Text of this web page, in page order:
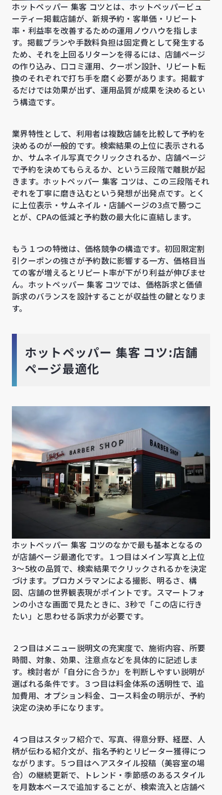
ホットペッパー 集客 コツとは、ホットペッパービュ
ーティー掲載店舗が、新規予約・客単価・リピート
率・利益率を改善するための運用ノウハウを指しま
す。掲載プランや手数料負担は固定費として発生する
ため、それを上回るリターンを得るには、店舗ページ
の作り込み、口コミ運用、クーポン設計、リピート転
換のそれぞれで打ち手を磨く必要があります。掲載す
るだけでは効果が出ず、運用品質が成果を決めるとい
う構造です。
業界特性として、利用者は複数店舗を比較して予約を
決めるのが一般的です。検索結果の上位に表示される
か、サムネイル写真でクリックされるか、店舗ページ
で予約を決めてもらえるか、という三段階で離脱が起
きます。ホットペッパー 集客 コツは、この三段階それ
ぞれを丁寧に磨き込むという発想が出発点です。とく
に上位表示・サムネイル・店舗ページの3点で勝つこ
とが、CPAの低減と予約数の最大化に直結します。
もう１つの特徴は、価格競争の構造です。初回限定割
引クーポンの強さが予約数に影響する一方、価格目当
ての客が増えるとリピート率が下がり利益が伸びませ
ん。ホットペッパー 集客 コツでは、価格訴求と価値
訴求のバランスを設計することが収益性の鍵となりま
す。
ホットペッパー 集客 コツ:店舗
ページ最適化
ホットペッパー 集客 コツのなかで最も基本となるの
が店舗ページ最適化です。１つ目はメイン写真と上位
3〜5枚の品質で、検索結果でクリックされるかを決定
づけます。プロカメラマンによる撮影、明るさ、構
図、店舗の世界観表現がポイントです。スマートフォ
ンの小さな画面で見たときに、3秒で「この店に行き
たい」と思わせる訴求力が必要です。
２つ目はメニュー説明文の充実度で、施術内容、所要
時間、対象、効果、注意点などを具体的に記述しま
す。検討者が「自分に合うか」を判断しやすい説明が
選ばれる条件です。３つ目は料金体系の透明性で、追
加費用、オプション料金、コース料金の明示が、予約
決定の決め手になります。
４つ目はスタッフ紹介で、写真、得意分野、経歴、人
柄が伝わる紹介文が、指名予約とリピーター獲得につ
ながります。５つ目はヘアスタイル投稿（美容室の場
合）の継続更新で、トレンド・季節感のあるスタイル
を月数本ペースで追加することが、検索流入と店舗ペ